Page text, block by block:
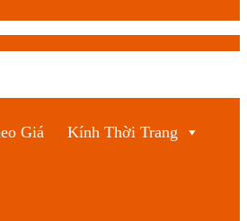
Giá
Kính Thời Trang